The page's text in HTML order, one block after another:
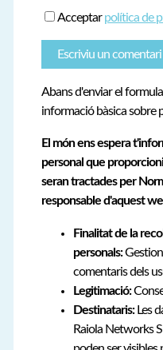
Acceptarpolítica de
Abans d'enviar el
informació bàsica sobre
El món ens espera
personal que
seran tractades per
responsable d'aquest
Finalitat de la
personals:
comentaris dels
Legitimació:
Destinataris:Les
Raiola Networks